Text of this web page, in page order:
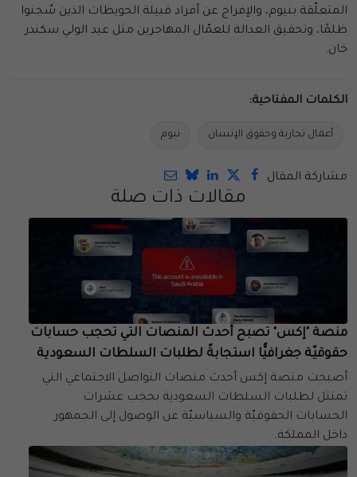
المتعلّقة بنيوم، والإفراج عن أفراد قبيلة الحويطات الذين سُجنوا
ظلمًا، وتحقيق العدالة للعمّال المهاجرين مثل عبد الولي سكندر
خان.
الكلمات المفتاحية:
أعمال تجارية وحقوق الإنسان نيوم
مشاركة المقال
مقالات ذات صلة
منصة "إكس" تصبح أحدث المنصات التي تحجب حسابات
حقوقيّة جغرافيًّا استجابةً لطلبات السلطات السعودية
أصبحت منصة إكس أحدث منصات التواصل الاجتماعي التي
تمتثل لطلبات السلطات السعودية بحجب عشرات
الحسابات الحقوقيّة والسياسيّة عن الوصول إلى الجمهور
داخل المملكة.